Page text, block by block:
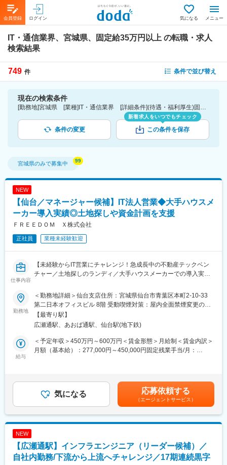
会員登録 ログイン 気になる メニュー
IT・通信業界、宮城県、固定給35万円以上 の転職・求人
検索結果
749 件 条件で並び替え
現在の検索条件
[勤務地]宮城県 [業種]IT・通信業界 [詳細条件](待遇・福利厚生)固定給35万円以上
条件の変更
新着求人をいつでもチェック
この条件を保存
宮城県のみで募集中
NEW
【仙台／マネージャー候補】IT法人営業◆大手ハウスメ
ーカー導入実績◎土地探しや資金計画を支援
ＦＲＥＥＤＯＭ Ｘ株式会社
正社員 業種未経験歓迎
仕事内容
【未経験からIT営業にチャレンジ！急成長中の不動産テックベン
チャー／土地探しのランディ／大手ハウスメーカーでの導入実績
■業務内容：
営業メンバーとして、ランディPROを中心に新規開拓を担当して
いただきます。別担当から設定された商談から顧客のニーズ・課
題を汲み取り、解決に向けて伴走するポジションです。
商材の特長を活かし、潜在ニーズを発見して課題解決型の提案を
行うことが重要です。顧客との対話を通じて、信頼関係を築き、
■業務詳細：
・リード（見込み客）の発掘・アプローチ：電話／オンライン／
・目標達成のためのKPI管理：売上・受注件数・成約率などのモニ
タリング
勤務地
＜勤務地詳細＞仙台支店住所：宮城県仙台市青葉区本町2-10-33
第二日本オフィスビル 8階 受動喫煙対策：屋内全面禁煙変更の範
囲：会社の定める事業所
【最寄り駅】
広瀬通駅、あおば通駅、仙台駅(地下鉄)
給与
＜予定年収＞450万円～600万円＜賃金形態＞月給制＜賃金内訳＞
月額（基本給）：277,000円～450,000円固定残業手当/月：
賞与：年2回■年収は、前職での給与や経験、スキルを考慮した上
で決定いたします。賃金はあくまでも目安の金額であり、選考を
通じて上下する可能性があります。月給(月額)は固定手当を含めた
表記です。
気になる 応募依頼する
（エージェントサービス）
NEW
【広瀬通駅】インフラエンジニア（リーダー候補）／
自社内勤務/下流から上流へチャレンジ／17期連続黒字